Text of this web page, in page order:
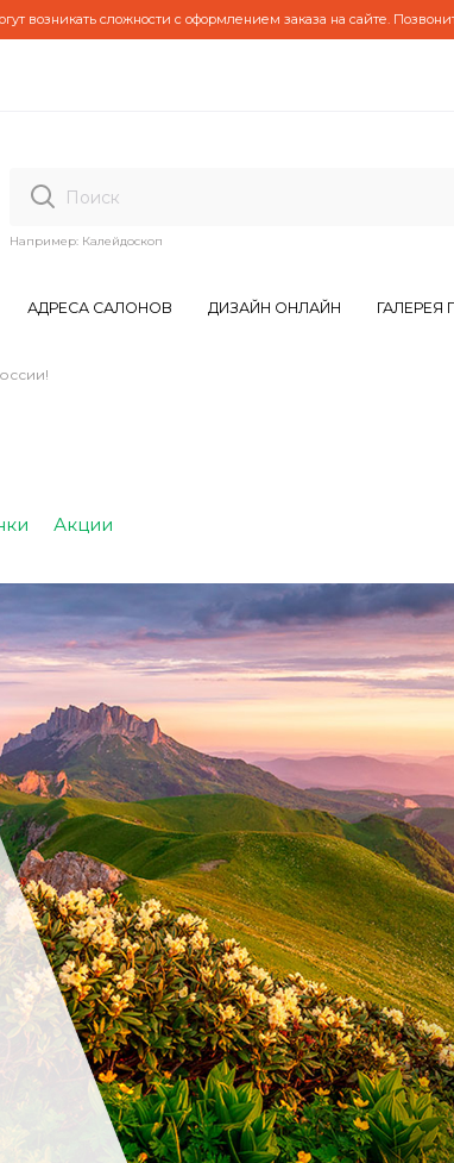
возникать сложности с оформлением заказа на сайте.
Например: Калейдоскоп
АДРЕСА САЛОНОВ ДИЗАЙН ОНЛАЙН ГАЛЕРЕЯ
Акции